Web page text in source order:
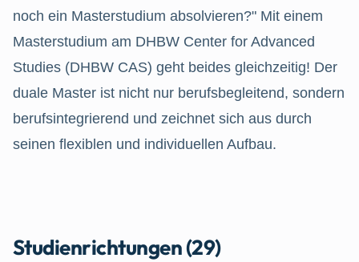
noch ein Masterstudium absolvieren?" Mit einem
Masterstudium am DHBW Center for Advanced
Studies (DHBW CAS) geht beides gleichzeitig! Der
duale Master ist nicht nur berufsbegleitend, sondern
berufsintegrierend und zeichnet sich aus durch
seinen flexiblen und individuellen Aufbau.
Studienrichtungen (29)